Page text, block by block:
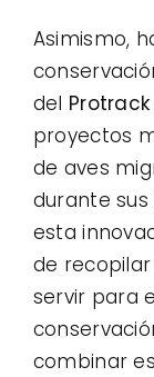
Asimismo,
del
proyectos
de aves
durante
esta
de
servir para
combinar